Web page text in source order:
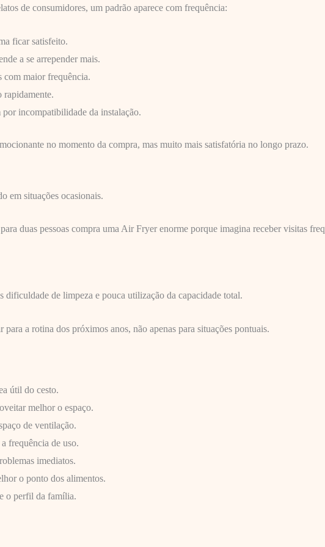
de consumidores, um padrão aparece com frequência:
ficar satisfeito.
a se arrepender mais.
com maior frequência.
rapidamente.
incompatibilidade da instalação.
no momento da compra, mas muito mais satisfatória no longo prazo.
em situações ocasionais.
duas pessoas compra uma Air Fryer enorme porque imagina receber visitas
dificuldade de limpeza e pouca utilização da capacidade total.
a rotina dos próximos anos, não apenas para situações pontuais.
útil do cesto.
melhor o espaço.
de ventilação.
frequência de uso.
imediatos.
o ponto dos alimentos.
o perfil da família.